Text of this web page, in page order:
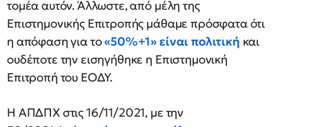
τομέα αυτόν. Άλλωστε, από μέλη της
Επιστημονικής Επιτροπής μάθαμε πρόσφατα ότι
η απόφαση για το«50%+1» είναι πολιτική και
ουδέποτε την εισηγήθηκε η Επιστημονική
Επιτροπή του ΕΟΔΥ.
Η ΑΠΔΠΧ στις 16/11/2021, με την